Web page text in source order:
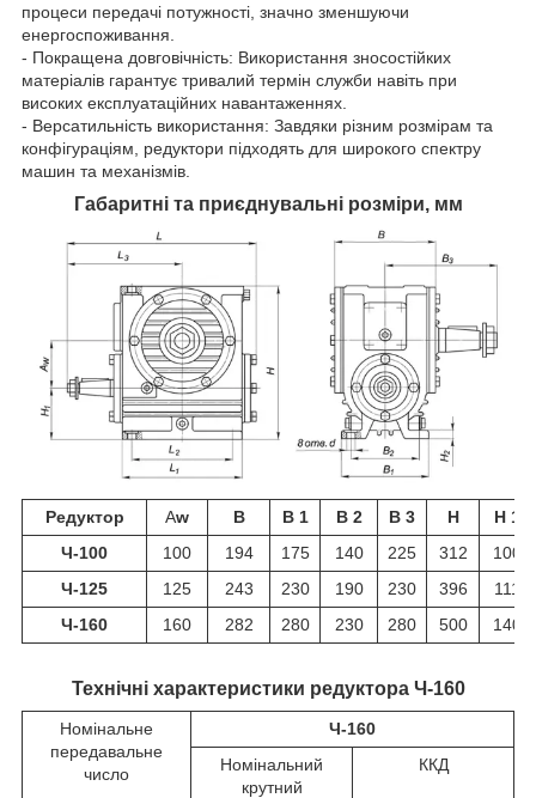
процеси передачі потужності, значно зменшуючи
енергоспоживання.
- Покращена довговічність: Використання зносостійких
матеріалів гарантує тривалий термін служби навіть при
високих експлуатаційних навантаженнях.
- Версатильність використання: Завдяки різним розмірам та
конфігураціям, редуктори підходять для широкого спектру
машин та механізмів.
Габаритні та приєднувальні розміри, мм
Редуктор Aw B B 1 B 2 B 3 H
H 1
Ч-100
100 194 175 140 225 312
100
Ч-125
125 243 230 190 230 396
111
Ч-160
160 282 280 230 280 500 140
Технічні характеристики редуктора Ч-160
Номінальне
передавальне
число
Ч-160
Номінальний
крутний
ККД